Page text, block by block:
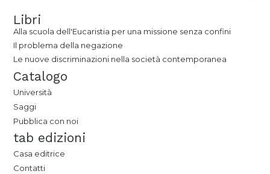
Libri
Alla scuola dell'Eucaristia per una missione senza confini
Il problema della negazione
Le nuove discriminazioni nella società contemporanea
Catalogo
Università
Saggi
Pubblica con noi
tab edizioni
Casa editrice
Contatti